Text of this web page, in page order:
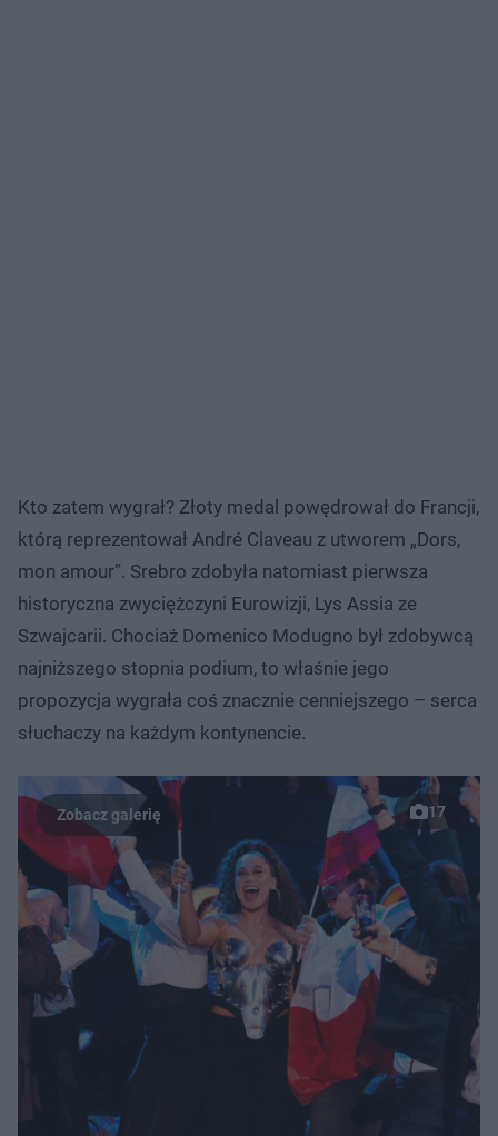
Kto zatem wygrał? Złoty medal powędrował do Francji,
którą reprezentował André Claveau z utworem „Dors,
mon amour”. Srebro zdobyła natomiast pierwsza
historyczna zwyciężczyni Eurowizji, Lys Assia ze
Szwajcarii. Chociaż Domenico Modugno był zdobywcą
najniższego stopnia podium, to właśnie jego
propozycja wygrała coś znacznie cenniejszego – serca
słuchaczy na każdym kontynencie.
17